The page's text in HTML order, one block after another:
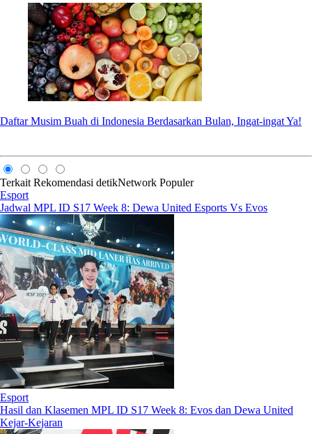
Daftar Musim Buah di Indonesia Berdasarkan Bulan, Ingat-ingat Ya!
Terkait Rekomendasi detikNetwork Populer
Esport
Jadwal MPL ID S17 Week 8: Dewa United Esports Vs Evos
Esport
Hasil dan Klasemen MPL ID S17 Week 8: Evos dan Dewa United
Kejar-Kejaran